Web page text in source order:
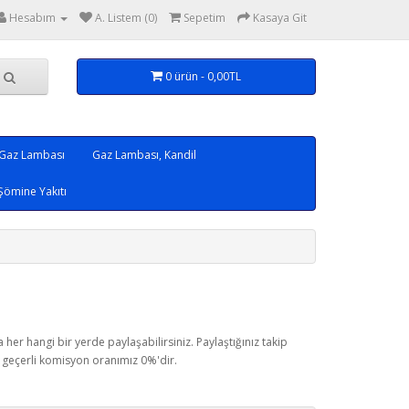
Hesabım A. Listem (0) Sepetim Kasaya Git
0 ürün - 0,00TL
Lambası Gaz Lambası, Kandil
Yakıtı
hangi bir yerde paylaşabilirsiniz. Paylaştığınız takip
komisyon oranımız 0%'dir.